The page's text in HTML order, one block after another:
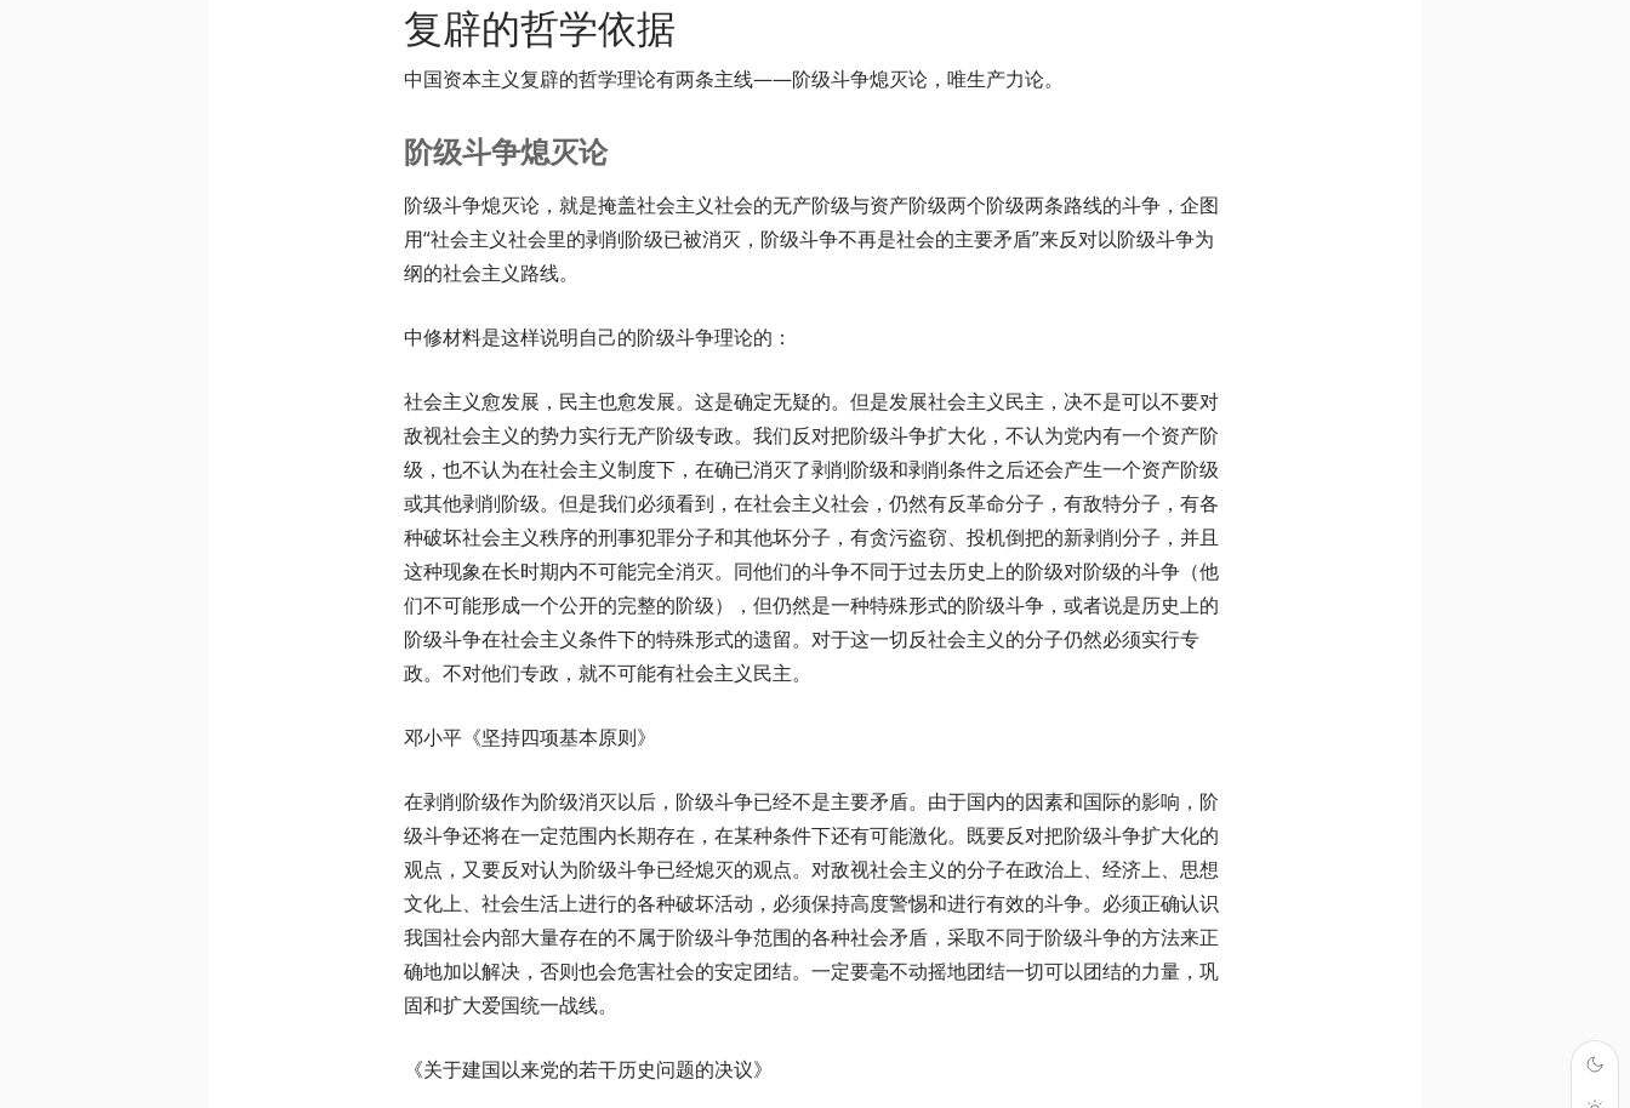
复辟的哲学依据
中国资本主义复辟的哲学理论有两条主线——阶级斗争熄灭论，唯生产力论。
阶级斗争熄灭论
阶级斗争熄灭论，就是掩盖社会主义社会的无产阶级与资产阶级两个阶级两条路线的斗争，企图
用“社会主义社会里的剥削阶级已被消灭，阶级斗争不再是社会的主要矛盾”来反对以阶级斗争为
纲的社会主义路线。
中修材料是这样说明自己的阶级斗争理论的：
社会主义愈发展，民主也愈发展。这是确定无疑的。但是发展社会主义民主，决不是可以不要对
敌视社会主义的势力实行无产阶级专政。我们反对把阶级斗争扩大化，不认为党内有一个资产阶
级，也不认为在社会主义制度下，在确已消灭了剥削阶级和剥削条件之后还会产生一个资产阶级
或其他剥削阶级。但是我们必须看到，在社会主义社会，仍然有反革命分子，有敌特分子，有各
种破坏社会主义秩序的刑事犯罪分子和其他坏分子，有贪污盗窃、投机倒把的新剥削分子，并且
这种现象在长时期内不可能完全消灭。同他们的斗争不同于过去历史上的阶级对阶级的斗争（他
们不可能形成一个公开的完整的阶级），但仍然是一种特殊形式的阶级斗争，或者说是历史上的
阶级斗争在社会主义条件下的特殊形式的遗留。对于这一切反社会主义的分子仍然必须实行专
政。不对他们专政，就不可能有社会主义民主。
邓小平《坚持四项基本原则》
在剥削阶级作为阶级消灭以后，阶级斗争已经不是主要矛盾。由于国内的因素和国际的影响，阶
级斗争还将在一定范围内长期存在，在某种条件下还有可能激化。既要反对把阶级斗争扩大化的
观点，又要反对认为阶级斗争已经熄灭的观点。对敌视社会主义的分子在政治上、经济上、思想
文化上、社会生活上进行的各种破坏活动，必须保持高度警惕和进行有效的斗争。必须正确认识
我国社会内部大量存在的不属于阶级斗争范围的各种社会矛盾，采取不同于阶级斗争的方法来正
确地加以解决，否则也会危害社会的安定团结。一定要毫不动摇地团结一切可以团结的力量，巩
固和扩大爱国统一战线。
《关于建国以来党的若干历史问题的决议》